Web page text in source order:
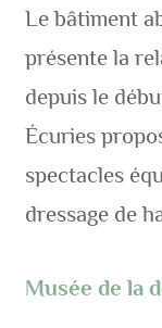
Le bâtiment
présente la
depuis le
Écuries
spectacles
dressage de
Musée de la